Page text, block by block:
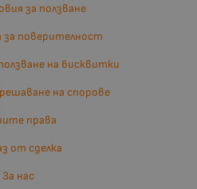
за ползване
поверителност
на бисквитки
на спорове
права
от сделка
За нас